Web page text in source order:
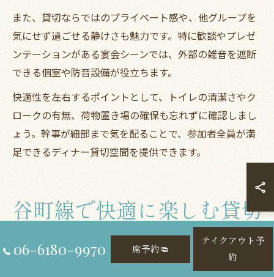
また、貸切ならではのプライベート感や、他グループを
気にせず過ごせる静けさも魅力です。特に歓談やプレゼ
ンテーションがある宴会シーンでは、外部の雑音を遮断
できる個室や防音設備が役立ちます。
快適性を左右するポイントとして、トイレの清潔さやク
ロークの有無、荷物置き場の確保も忘れずに確認しまし
ょう。幹事が細部まで気を配ることで、参加者全員が満
足できるディナー貸切空間を提供できます。
谷町線で快適に楽しむ貸切
ディナーの魅力
06-6180-9970 席予約
テイクアウト予
約